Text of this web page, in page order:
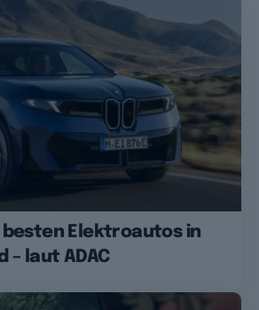
besten Elektroautos in
– laut ADAC